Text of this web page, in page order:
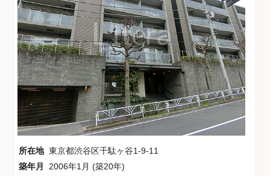
所在地 東京都渋谷区千駄ヶ谷1-9-11
築年月
2006年1月 (築20年)